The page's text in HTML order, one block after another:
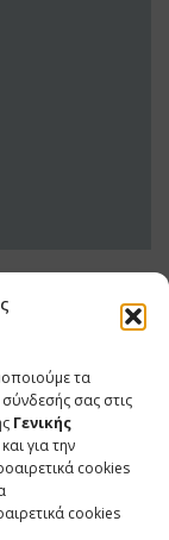
τα
σας στις
Γενικής
και για την
cookies
cookies